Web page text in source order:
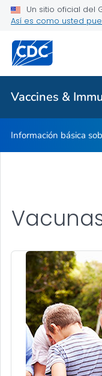
Un sitio oficial del
Así es como usted
Vaccines &
Temas relacionados
Vaccines &
Información básica